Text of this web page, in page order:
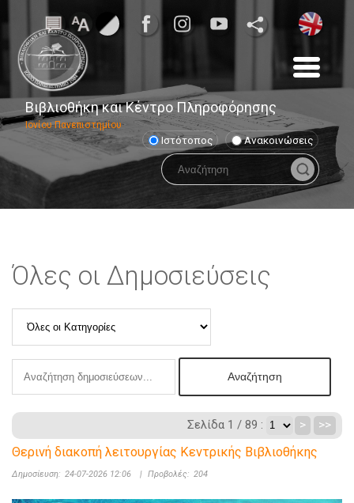
Βιβλιοθήκη και Κέντρο Πληροφόρησης
Ιονίου Πανεπιστημίου
Ιστότοπος Ανακοινώσεις
Όλες οι Δημοσιεύσεις
Σελίδα 1 / 89 : > >>
Θερινή διακοπή λειτουργίας Κεντρικής Βιβλιοθήκης
Δημοσίευση: 24-07-2026 12:06 | Προβολές: 204